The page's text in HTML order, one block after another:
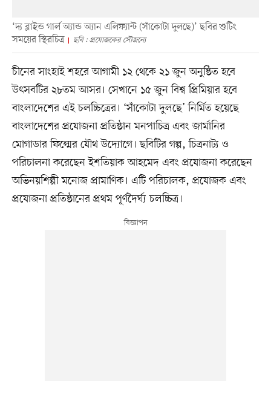
‘দ্য ব্লাইন্ড গার্ল অ্যান্ড অ্যান এলিফ্যান্ট (সাঁকোটা দুলছে)’ ছবির শুটিং
সময়ের স্থিরচিত্র
ছবি : প্রযোজকের সৌজন্যে
চীনের সাংহাই শহরে আগামী ১২ থেকে ২১ জুন অনুষ্ঠিত হবে
উৎসবটির ২৮তম আসর। সেখানে ১৫ জুন বিশ্ব প্রিমিয়ার হবে
বাংলাদেশের এই চলচ্চিত্রের। ‘সাঁকোটা দুলছে’ নির্মিত হয়েছে
বাংলাদেশের প্রযোজনা প্রতিষ্ঠান মনপাচিত্র এবং জার্মানির
মোগাডার ফিল্মের যৌথ উদ্যোগে। ছবিটির গল্প, চিত্রনাট্য ও
পরিচালনা করেছেন ইশতিয়াক আহমেদ এবং প্রযোজনা করেছেন
অভিনয়শিল্পী মনোজ প্রামাণিক। এটি পরিচালক, প্রযোজক এবং
প্রযোজনা প্রতিষ্ঠানের প্রথম পূর্ণদৈর্ঘ্য চলচ্চিত্র।